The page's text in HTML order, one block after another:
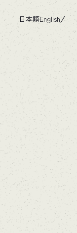
日本語English